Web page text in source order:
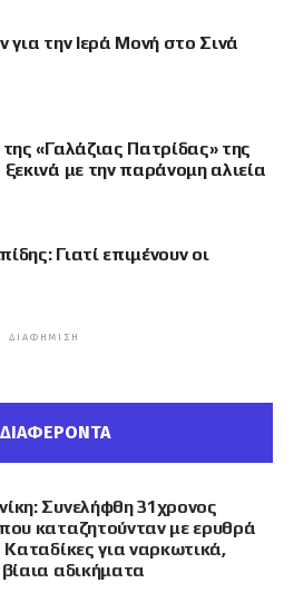
για την Ιερά Μονή στο Σινά
«Γαλάζιας Πατρίδας» της
με την παράνομη αλιεία
Γιατί επιμένουν οι
ΔΙΑΦΉΜΙΣΗ
Συνελήφθη 31χρονος
καταζητούνταν με ερυθρά
Καταδίκες για ναρκωτικά,
αδικήματα